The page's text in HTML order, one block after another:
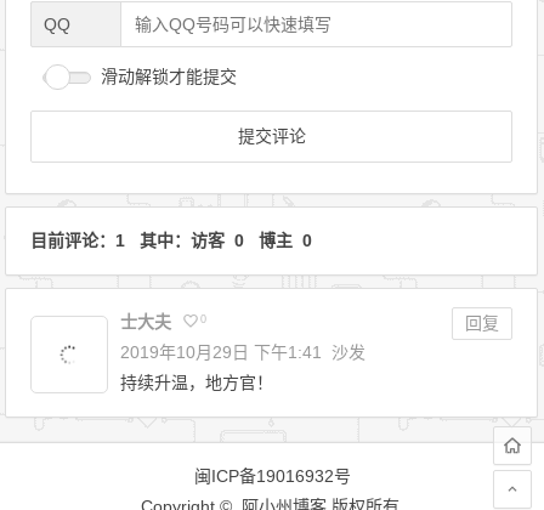
QQ
滑动解锁才能提交
目前评论：1 其中：访客 0 博主 0
士大夫 0
回复
2019年10月29日 下午1:41
沙发
持续升温，地方官！
闽ICP备19016932号
Copyright © 阿小州博客 版权所有.